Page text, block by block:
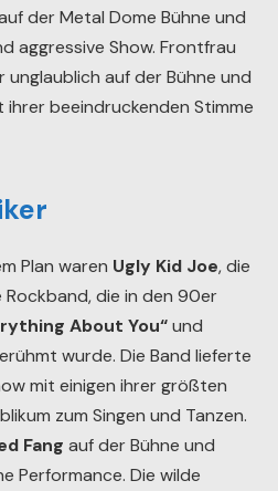
der Metal Dome Bühne und
aggressive Show. Frontfrau
unglaublich auf der Bühne und
beeindruckenden Stimme
Plan waren Ugly Kid Joe, die
die in den 90er
About You“und
wurde. Die Band lieferte
mit einigen ihrer größten
zum Singen und Tanzen.
Fang auf der Bühne und
Performance. Die wilde